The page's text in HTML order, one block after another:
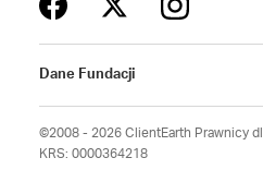
Dane Fundacji
©2008 - 2026 ClientEarth Prawnicy
KRS: 0000364218